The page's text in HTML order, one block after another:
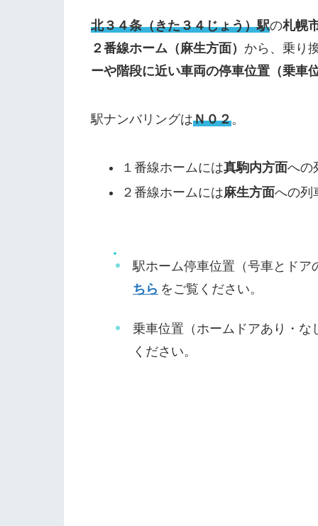
北３４条（きた３４じょう）駅の札幌
２番線ホーム（麻生方面） から、乗り
ーや階段に近い車両の停車位置（乗車
駅ナンバリングはＮ０２。
１番線ホームには真駒内方面への
２番線ホームには麻生方面への列
駅ホーム停車位置（号車とド
ちら をご覧ください。
乗車位置（ホームドアあり・
ください。